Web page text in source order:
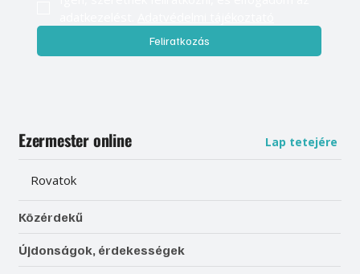
Feliratkozás
Ezermester online Lap tetejére
Rovatok
Közérdekű
Újdonságok, érdekességek